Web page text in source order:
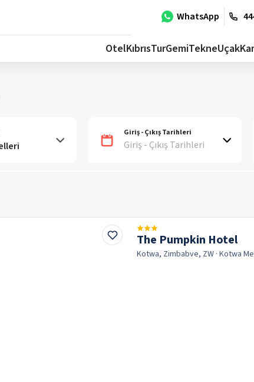
WhatsApp
OtelKıbrısTurGemiTekneUçak
Giriş - Çıkış Tarihleri
Giriş - Çıkış Tarihleri
The Pumpkin Hotel
Kotwa, Zimbabve, ZW · Kotwa